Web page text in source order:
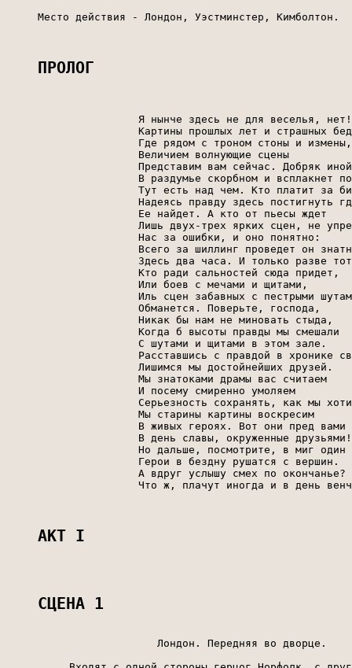
     Место действия - Лондон, Уэстминстер, Кимболтон.
ПРОЛОГ
                     Я нынче здесь не для веселья, нет!
Картины прошлых лет и страшных
                     Где рядом с троном стоны и измены,
                     Величием волнующие сцены
                     Представим вам сейчас. Добряк иной
В раздумье скорбном и всплакнет
Тут есть над чем. Кто платит за
Надеясь правду здесь постигнуть
                     Ее найдет. А кто от пьесы ждет
Лишь двух-трех ярких сцен, не
                     Нас за ошибки, и оно понятно:
Всего за шиллинг проведет он
Здесь два часа. И только разве
                     Кто ради сальностей сюда придет,
                     Или боев с мечами и щитами,
Иль сцен забавных с пестрыми
                     Обманется. Поверьте, господа,
                     Никак бы нам не миновать стыда,
                     Когда б высоты правды мы смешали
                     С шутами и щитами в этом зале.
Расставшись с правдой в хронике
                     Лишимся мы достойнейших друзей.
                     Мы знатоками драмы вас считаем
                     И посему смиренно умоляем
Серьезность сохранять, как мы
                     Мы старины картины воскресим
                     В живых героях. Вот они пред вами
                     В день славы, окруженные друзьями!
                     Но дальше, посмотрите, в миг один
                     Герои в бездну рушатся с вершин.
                     А вдруг услышу смех по окончанье?
Что ж, плачут иногда и в день
АКТ I
СЦЕНА 1